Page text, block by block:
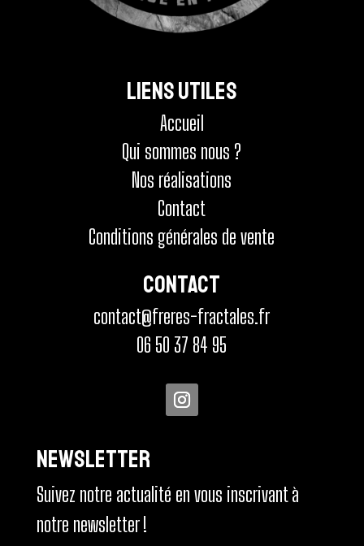
Liens utiles
Accueil
Qui sommes nous ?
Nos réalisations
Contact
Conditions générales de vente
Contact
contact@freres-fractales.fr
06 50 37 84 95
NEWSLETTER
Suivez notre actualité en vous inscrivant à
notre newsletter !